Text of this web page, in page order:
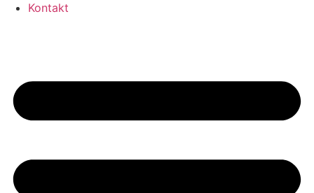
Kontakt